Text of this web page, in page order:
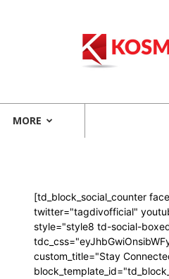
MORE
[td_block_social_counter
twitter="tagdivofficial"
style="style8 td-social-
custom_title="Stay